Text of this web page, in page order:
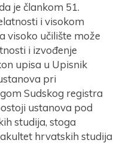
je člankom 51.
i visokom
visoko učilište može
i izvođenje
upisa u Upisnik
pri
Sudskog registra
ustanova pod
studija, stoga
hrvatskih studija